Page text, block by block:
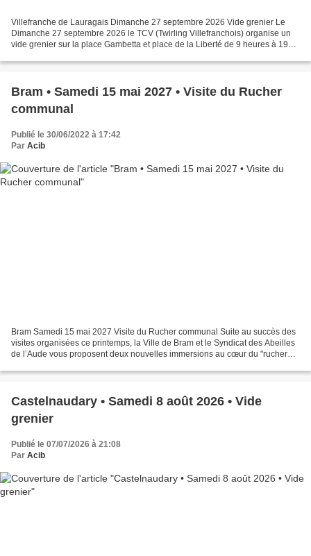
Villefranche de Lauragais Dimanche 27 septembre 2026 Vide grenier Le
Dimanche 27 septembre 2026 le TCV (Twirling Villefranchois) organise un
vide grenier sur la place Gambetta et place de la Liberté de 9 heures à 19
Bram • Samedi 15 mai 2027 • Visite du Rucher
communal
Publié le 30/06/2022 à 17:42
Par Acib
Bram Samedi 15 mai 2027 Visite du Rucher communal Suite au succès des
visites organisées ce printemps, la Ville de Bram et le Syndicat des Abeilles
de l’Aude vous proposent deux nouvelles immersions au cœur du "rucher
Castelnaudary • Samedi 8 août 2026 • Vide
grenier
Publié le 07/07/2026 à 21:08
Par Acib